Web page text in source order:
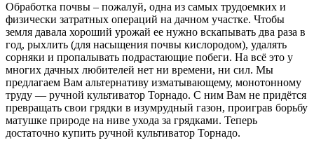
Обработка почвы – пожалуй, одна из самых трудоемких и
физически затратных операций на дачном участке. Чтобы
земля давала хороший урожай ее нужно вскапывать два раза в
год, рыхлить (для насыщения почвы кислородом), удалять
сорняки и пропалывать подрастающие побеги. На всё это у
многих дачных любителей нет ни времени, ни сил. Мы
предлагаем Вам альтернативу изматывающему, монотонному
труду — ручной культиватор Торнадо. С ним Вам не придётся
превращать свои грядки в изумрудный газон, проиграв борьбу
матушке природе на ниве ухода за грядками. Теперь
достаточно купить ручной культиватор Торнадо.